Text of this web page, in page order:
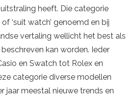
heeft. Die categorie
‘suit watch’ genoemd en bij
vertaling wellicht het best als
beschreven kan worden. Ieder
en Swatch tot Rolex en
categorie diverse modellen
jaar meestal nieuwe trends en